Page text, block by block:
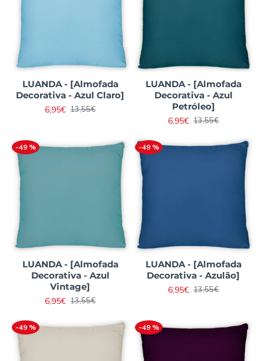
LUANDA - [Almofada
Decorativa - Azul Claro]
6,95€ 13,55€
LUANDA - [Almofada
Decorativa - Azul
Petróleo]
6,95€ 13,55€
-49 %
LUANDA - [Almofada
Decorativa - Azul
Vintage]
6,95€ 13,55€
-49 %
LUANDA - [Almofada
Decorativa - Azulão]
6,95€ 13,55€
-49 % -49 %